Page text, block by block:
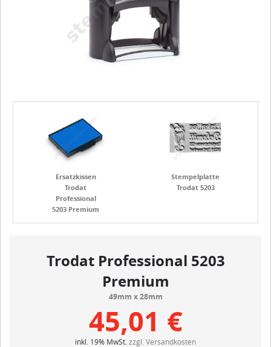
Stempelplatte
Trodat 5203
Ersatzkissen
Trodat
Professional
5203 Premium
Trodat Professional 5203
Premium
49mm x 28mm
45,01 €
inkl. 19% MwSt. zzgl. Versandkosten